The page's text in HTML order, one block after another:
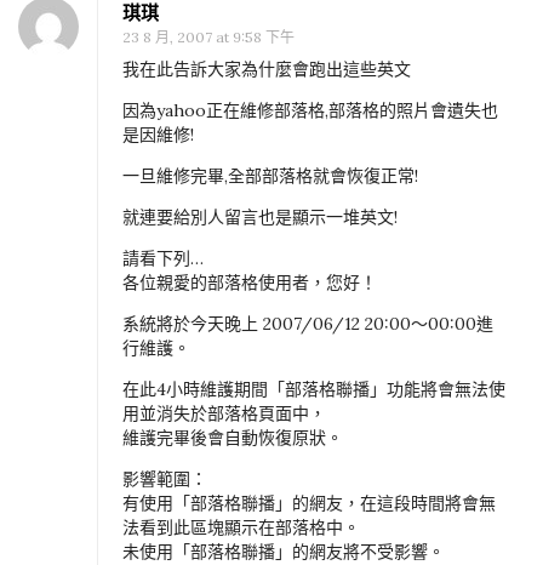
琪琪
23 8 月, 2007 at 9:58 下午
我在此告訴大家為什麼會跑出這些英文
因為yahoo正在維修部落格,部落格的照片會遺失也
是因維修!
一旦維修完畢,全部部落格就會恢復正常!
就連要給別人留言也是顯示一堆英文!
請看下列…
各位親愛的部落格使用者，您好！
系統將於今天晚上 2007/06/12 20:00～00:00進
行維護。
在此4小時維護期間「部落格聯播」功能將會無法使
用並消失於部落格頁面中，
維護完畢後會自動恢復原狀。
影響範圍：
有使用「部落格聯播」的網友，在這段時間將會無
法看到此區塊顯示在部落格中。
未使用「部落格聯播」的網友將不受影響。